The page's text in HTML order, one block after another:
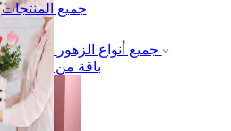
جميع أنواع الزهور
باقة من الزهور
جميع المنتجات